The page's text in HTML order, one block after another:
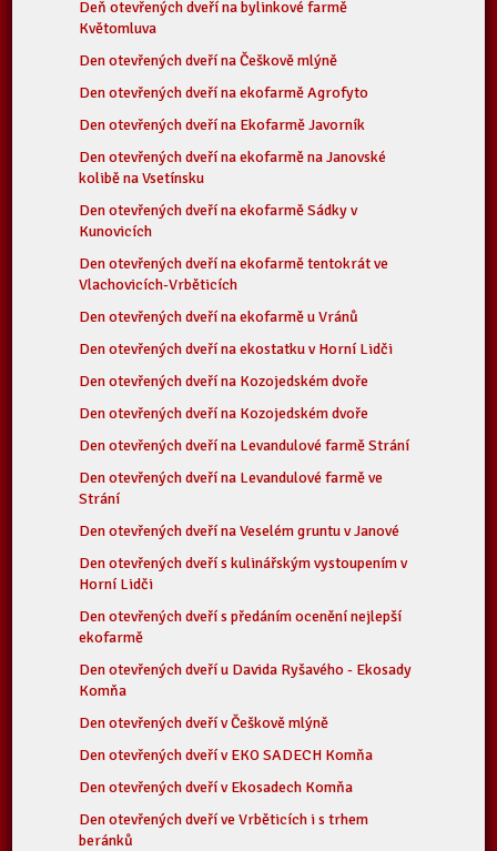
Deň otevřených dveří na bylinkové farmě
Květomluva
Den otevřených dveří na Češkově mlýně
Den otevřených dveří na ekofarmě Agrofyto
Den otevřených dveří na Ekofarmě Javorník
Den otevřených dveří na ekofarmě na Janovské
kolibě na Vsetínsku
Den otevřených dveří na ekofarmě Sádky v
Kunovicích
Den otevřených dveří na ekofarmě tentokrát ve
Vlachovicích-Vrběticích
Den otevřených dveří na ekofarmě u Vránů
Den otevřených dveří na ekostatku v Horní Lidči
Den otevřených dveří na Kozojedském dvoře
Den otevřených dveří na Kozojedském dvoře
Den otevřených dveří na Levandulové farmě Strání
Den otevřených dveří na Levandulové farmě ve
Strání
Den otevřených dveří na Veselém gruntu v Janové
Den otevřených dveří s kulinářským vystoupením v
Horní Lidči
Den otevřených dveří s předáním ocenění nejlepší
ekofarmě
Den otevřených dveří u Davida Ryšavého - Ekosady
Komňa
Den otevřených dveří v Češkově mlýně
Den otevřených dveří v EKO SADECH Komňa
Den otevřených dveří v Ekosadech Komňa
Den otevřených dveří ve Vrběticích i s trhem
beránků